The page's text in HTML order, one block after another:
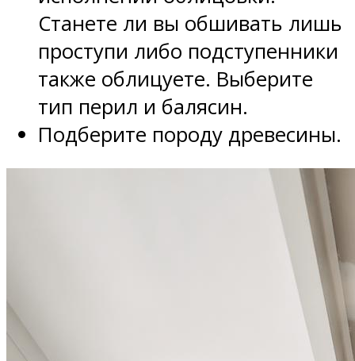
Станете ли вы обшивать лишь
проступи либо подступенники
также облицуете. Выберите
тип перил и балясин.
Подберите породу древесины.